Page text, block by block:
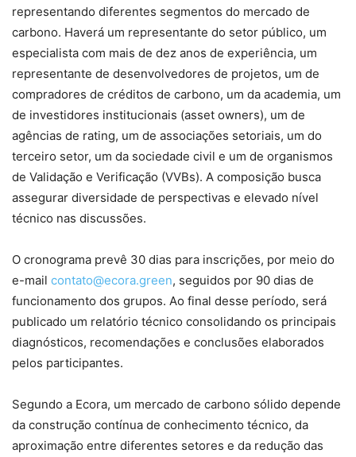
representando diferentes segmentos do mercado de
carbono. Haverá um representante do setor público, um
especialista com mais de dez anos de experiência, um
representante de desenvolvedores de projetos, um de
compradores de créditos de carbono, um da academia, um
de investidores institucionais (asset owners), um de
agências de rating, um de associações setoriais, um do
terceiro setor, um da sociedade civil e um de organismos
de Validação e Verificação (VVBs). A composição busca
assegurar diversidade de perspectivas e elevado nível
técnico nas discussões.
O cronograma prevê 30 dias para inscrições, por meio do
e-mail contato@ecora.green, seguidos por 90 dias de
funcionamento dos grupos. Ao final desse período, será
publicado um relatório técnico consolidando os principais
diagnósticos, recomendações e conclusões elaborados
pelos participantes.
Segundo a Ecora, um mercado de carbono sólido depende
da construção contínua de conhecimento técnico, da
aproximação entre diferentes setores e da redução das